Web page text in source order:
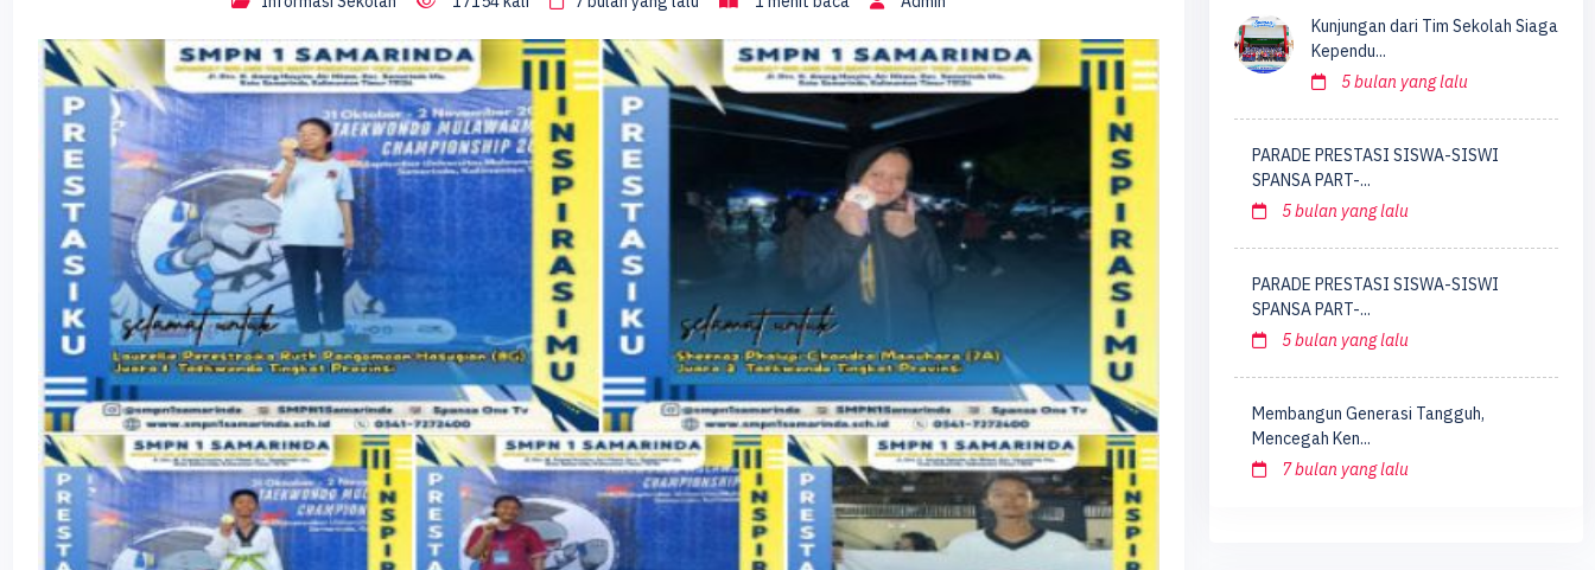
Kunjungan dari Tim Sekolah Siaga
Kependu...
5 bulan yang lalu
PARADE PRESTASI SISWA-SISWI
SPANSA PART-...
5 bulan yang lalu
PARADE PRESTASI SISWA-SISWI
SPANSA PART-...
5 bulan yang lalu
Membangun Generasi Tangguh,
Mencegah Ken...
7 bulan yang lalu